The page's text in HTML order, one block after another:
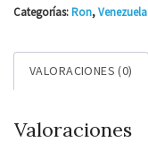
yo
0,7l
cantidad
Categorías:Ron,Venezuela
VALORACIONES (0)
Valoraciones